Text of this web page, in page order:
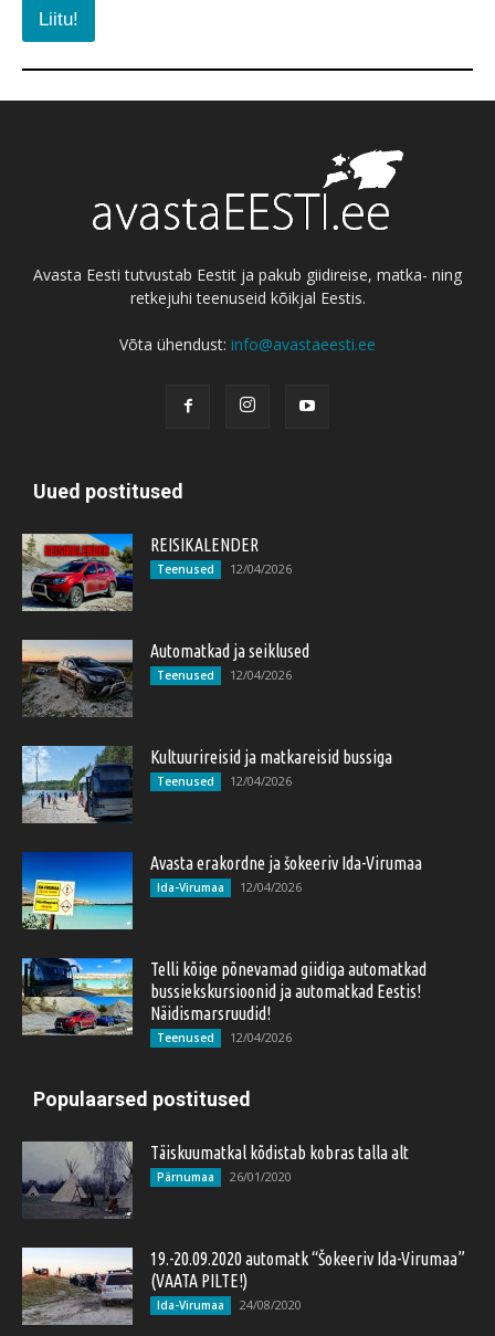
Liitu!
Avasta Eesti tutvustab Eestit ja pakub giidireise, matka- ning
retkejuhi teenuseid kõikjal Eestis.
Võta ühendust: info@avastaeesti.ee
Uued postitused
REISIKALENDER
Teenused 12/04/2026
Automatkad ja seiklused
Teenused 12/04/2026
Kultuurireisid ja matkareisid bussiga
Teenused 12/04/2026
Avasta erakordne ja šokeeriv Ida-Virumaa
Ida-Virumaa 12/04/2026
Telli kõige põnevamad giidiga automatkad
bussiekskursioonid ja automatkad Eestis!
Näidismarsruudid!
Teenused 12/04/2026
Populaarsed postitused
Täiskuumatkal kõdistab kobras talla alt
Pärnumaa 26/01/2020
19.-20.09.2020 automatk “Šokeeriv Ida-Virumaa”
(VAATA PILTE!)
Ida-Virumaa 24/08/2020